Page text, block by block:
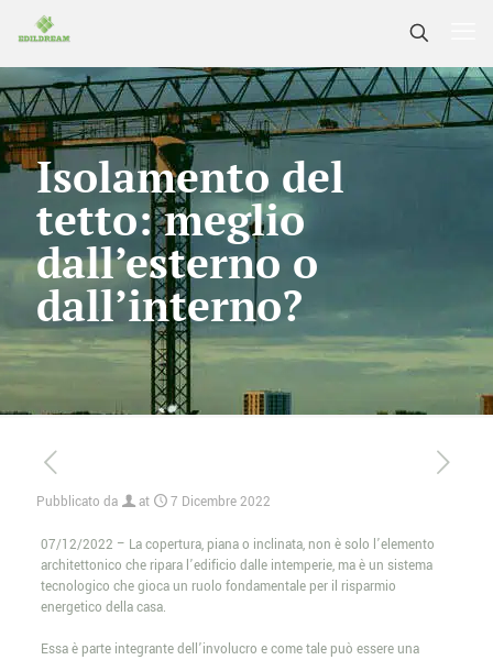
Isolamento del
tetto: meglio
dall’esterno o
dall’interno?
Pubblicato da at 7 Dicembre 2022
07/12/2022 – La copertura, piana o inclinata, non è solo l’elemento
architettonico che ripara l’edificio dalle intemperie, ma è un sistema
tecnologico che gioca un ruolo fondamentale per il risparmio
energetico della casa.
Essa è parte integrante dell’involucro e come tale può essere una